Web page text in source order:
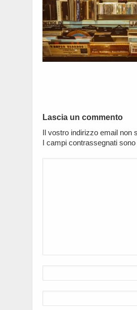
Lascia un commento
Il vostro indirizzo email non
I campi contrassegnati